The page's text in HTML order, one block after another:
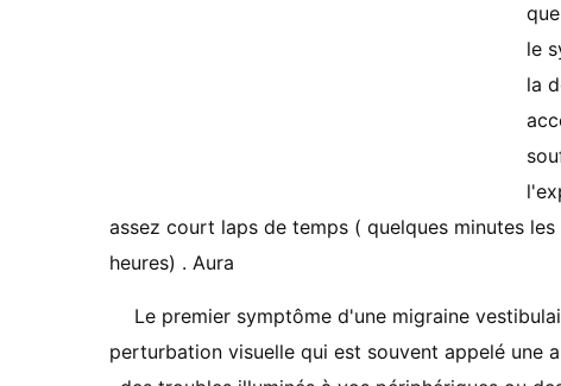
le
la
assez court laps de temps ( quelques minutes
heures) . Aura
Le premier symptôme d'une migraine
perturbation visuelle qui est souvent appelé une